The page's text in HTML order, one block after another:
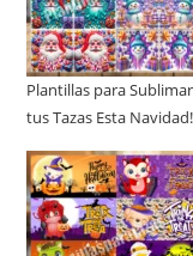
Plantillas para
tus Tazas Esta Navidad!